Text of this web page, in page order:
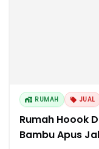
RUMAH JUAL
Rumah Hoook
Bambu Apus